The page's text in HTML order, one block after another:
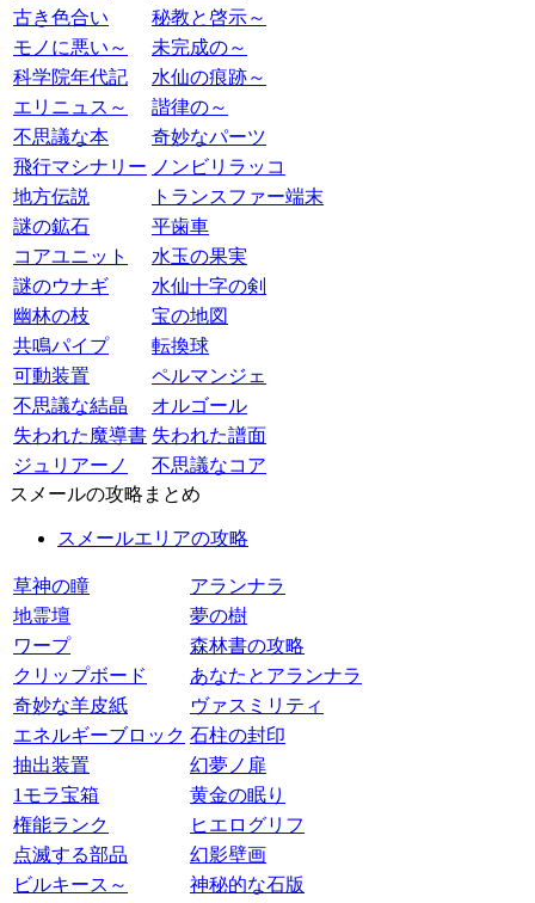
古き色合い
秘教と啓示～
モノに悪い～
未完成の～
科学院年代記
水仙の痕跡～
エリニュス～
諧律の～
不思議な本
奇妙なパーツ
飛行マシナリー ノンビリラッコ
地方伝説
トランスファー端末
謎の鉱石
平歯車
コアユニット
水玉の果実
謎のウナギ
水仙十字の剣
幽林の枝
宝の地図
共鳴パイプ
転換球
可動装置
ペルマンジェ
不思議な結晶
オルゴール
失われた魔導書 失われた譜面
ジュリアーノ
不思議なコア
スメールの攻略まとめ
スメールエリアの攻略
草神の瞳
アランナラ
地霊壇
夢の樹
ワープ
森林書の攻略
クリップボード
あなたとアランナラ
奇妙な羊皮紙
ヴァスミリティ
エネルギーブロック 石柱の封印
抽出装置
幻夢ノ扉
1モラ宝箱
黄金の眠り
権能ランク
ヒエログリフ
点滅する部品
幻影壁画
ビルキース～
神秘的な石版